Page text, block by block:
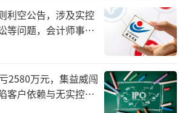
动基金持有A股总市值变化 来源：Wind
史性超越，ETF规模在近20年
倍。
利空公告，涉及实控
等问题，会计师事务
见”
2580万元，集益威闯
客户依赖与无实控人